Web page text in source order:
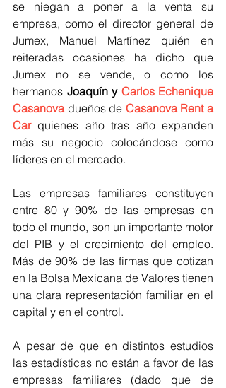
se niegan a poner a la venta su
empresa, como el director general de
Jumex, Manuel Martínez quién en
reiteradas ocasiones ha dicho que
Jumex no se vende, o como los
hermanos Joaquín y Carlos Echenique
Casanova dueños de Casanova Rent a
Car quienes año tras año expanden
más su negocio colocándose como
líderes en el mercado.
Las empresas familiares constituyen
entre 80 y 90% de las empresas en
todo el mundo, son un importante motor
del PIB y el crecimiento del empleo.
Más de 90% de las firmas que cotizan
en la Bolsa Mexicana de Valores tienen
una clara representación familiar en el
capital y en el control.
A pesar de que en distintos estudios
las estadísticas no están a favor de las
empresas familiares (dado que de